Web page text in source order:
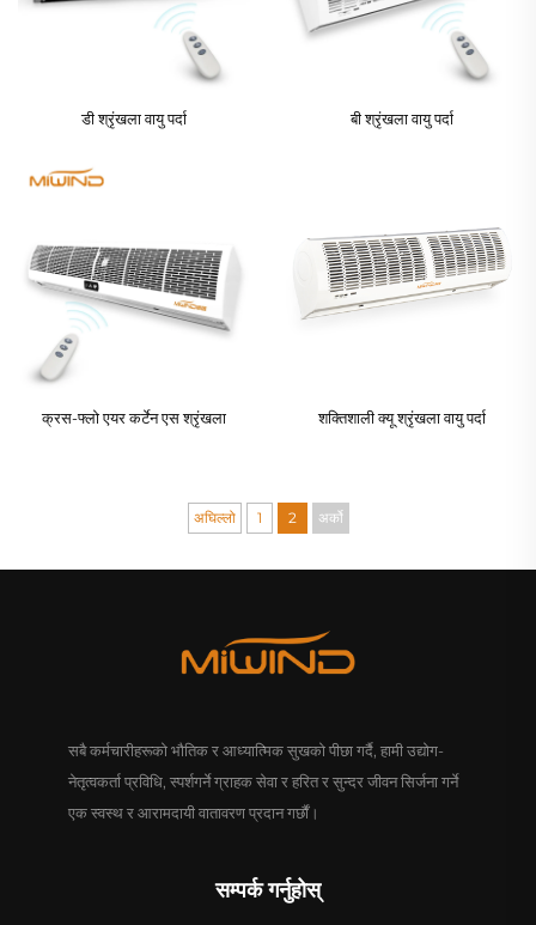
डी श्रृंखला वायु पर्दा बी श्रृंखला वायु पर्दा
क्रस-फ्लो एयर कर्टेन एस श्रृंखला शक्तिशाली क्यू श्रृंखला वायु पर्दा
अघिल्लो 1 2 अर्को
सबै कर्मचारीहरूको भौतिक र आध्यात्मिक सुखको पीछा गर्दै, हामी उद्योग-
नेतृत्वकर्ता प्रविधि, स्पर्शगर्ने ग्राहक सेवा र हरित र सुन्दर जीवन सिर्जना गर्ने
एक स्वस्थ र आरामदायी वातावरण प्रदान गर्छौं।
सम्पर्क गर्नुहोस्